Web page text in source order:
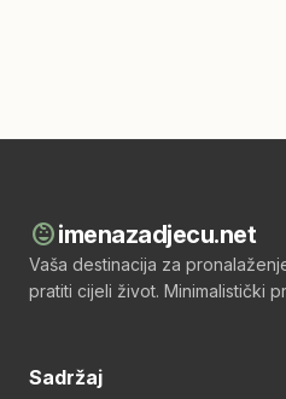
child_careimenazadjecu.net
Vaša destinacija za
pratiti cijeli život. Minimalistički
Sadržaj